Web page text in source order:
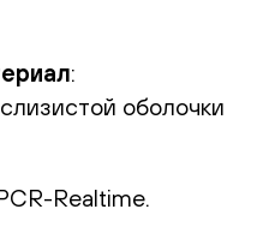
:
оболочки
Realtime.